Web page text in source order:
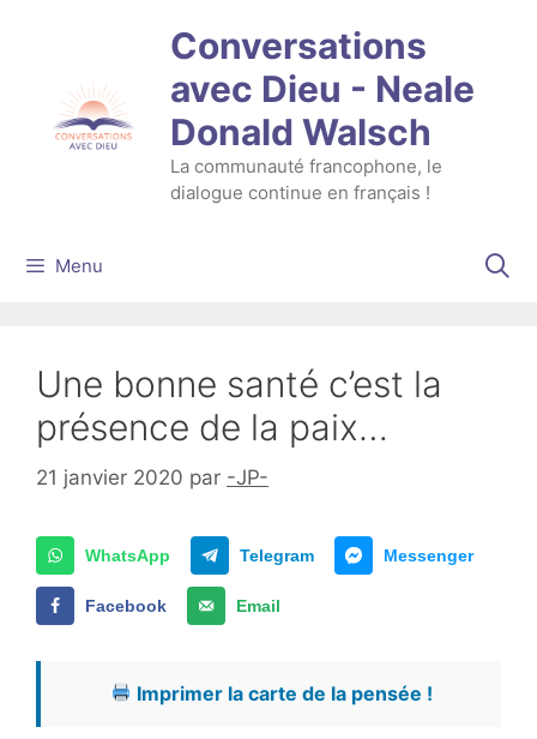
Conversations
avec Dieu - Neale
Donald Walsch
La communauté francophone, le
dialogue continue en français !
Menu
Une bonne santé c’est la
présence de la paix…
21 janvier 2020 par -JP-
WhatsApp Telegram Messenger
Facebook Email
Imprimer la carte de la pensée !